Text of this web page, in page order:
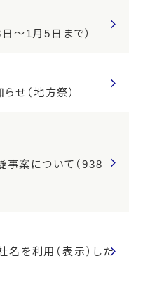
～1月5日まで）
せ（地方祭）
事案について（938
名を利用（表示）した